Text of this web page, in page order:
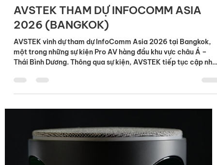
17 thg 7
AVSTEK THAM DỰ INFOCOMM ASIA
2026 (BANGKOK)
AVSTEK vinh dự tham dự InfoComm Asia 2026 tại Bangkok,
Thái Bình Dương. Thông qua sự kiện, AVSTEK tiếp tục cập
các xu hướng công nghệ, tăng cường kết nối với các đối tác
cho doanh nghiệp Việt Nam. Từ 15–17/7/2026, AVSTEK tham
dự InfoComm Asia 2026 tại Trung tâm Hội nghị Quốc gia
Regional Demand